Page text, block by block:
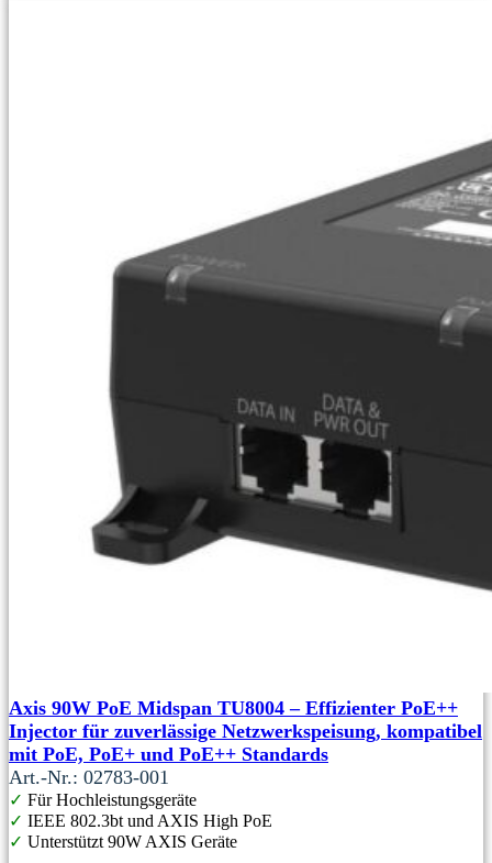
Axis 90W PoE Midspan TU8004 – Effizienter PoE++
Injector für zuverlässige Netzwerkspeisung, kompatibel
mit PoE, PoE+ und PoE++ Standards
Art.-Nr.: 02783-001
✓ Für Hochleistungsgeräte
✓ IEEE 802.3bt und AXIS High PoE
✓ Unterstützt 90W AXIS Geräte